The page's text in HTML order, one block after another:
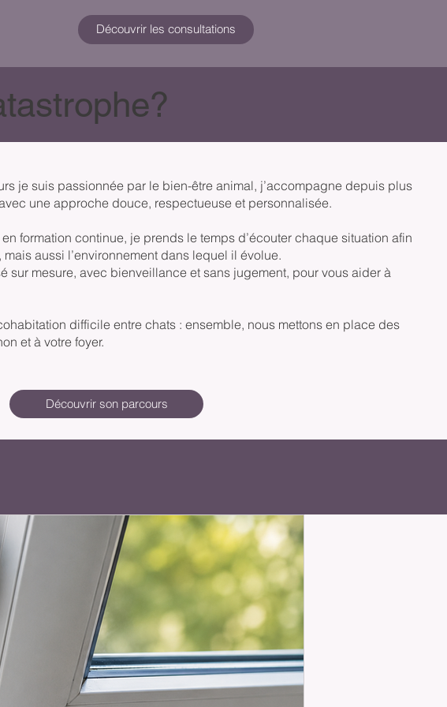
Découvrir les consultations
je suis passionnée par le bien-être animal, j’accompagne depuis plus
une approche douce, respectueuse et personnalisée.
formation continue, je prends le temps d’écouter chaque situation afin
aussi l’environnement dans lequel il évolue.
sur mesure, avec bienveillance et sans jugement, pour vous aider à
difficile entre chats : ensemble, nous mettons en place des
et à votre foyer.
Découvrir son parcours